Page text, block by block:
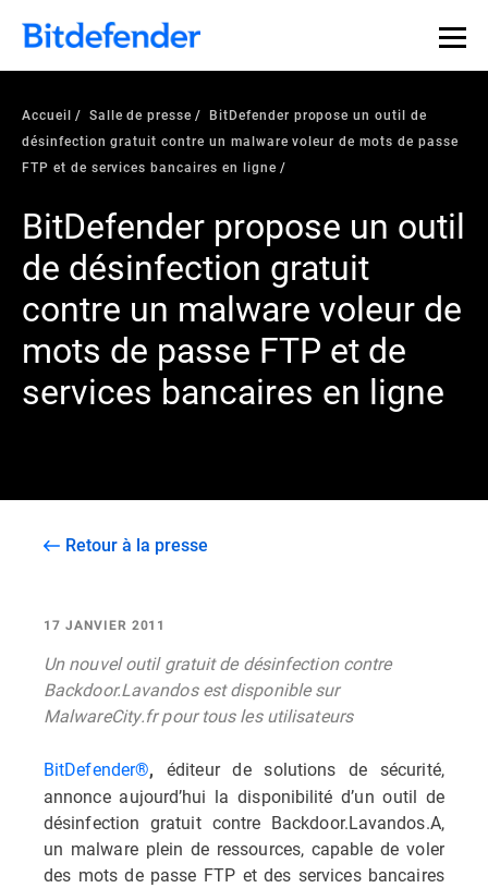
Accueil Salle de presse
BitDefender propose un outil de
désinfection gratuit contre un malware voleur de mots de passe
FTP et de services bancaires en ligne
BitDefender propose un outil
de désinfection gratuit
contre un malware voleur de
mots de passe FTP et de
services bancaires en ligne
Retour à la presse
17 JANVIER 2011
Un nouvel outil gratuit de désinfection contre
Backdoor.Lavandos est disponible sur
MalwareCity.fr pour tous les utilisateurs
BitDefender®,
éditeur de solutions de sécurité,
annonce aujourd’hui la disponibilité d’un outil de
désinfection gratuit contre Backdoor.Lavandos.A,
un malware plein de ressources, capable de voler
des mots de passe FTP et des services bancaires